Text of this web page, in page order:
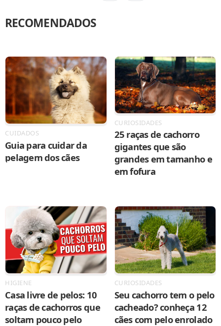
RECOMENDADOS
CUIDADOS
Guia para cuidar da
pelagem dos cães
CURIOSIDADES
25 raças de cachorro
gigantes que são
grandes em tamanho e
em fofura
HIGIENE
Casa livre de pelos: 10
raças de cachorros que
soltam pouco pelo
CURIOSIDADES
Seu cachorro tem o pelo
cacheado? conheça 12
cães com pelo enrolado